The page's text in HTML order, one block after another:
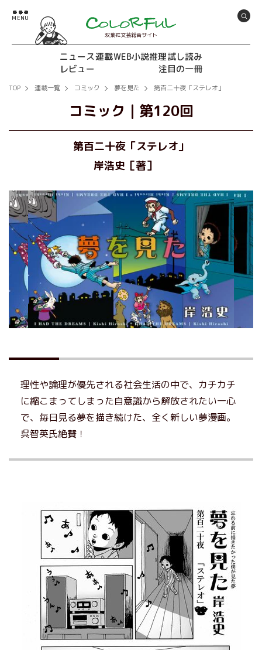
双葉社文芸総合サイト
ニュース連載WEB小説推理試し読み
レビュー
注目の一冊
TOP 連載一覧 コミック 夢を見た 第百二十夜「ステレオ」
コミック ｜ 第120回
第百二十夜「ステレオ」
岸浩史［著］
理性や論理が優先される社会生活の中で、カチカチ
に縮こまってしまった自意識から解放されたい一心
で、毎日見る夢を描き続けた、全く新しい夢漫画。
呉智英氏絶賛！